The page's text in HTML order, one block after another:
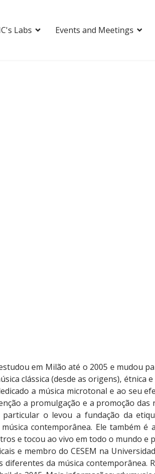
Labs Events and Meetings
em Milão até o 2005 e mudou
clássica (desde as origens),
a música microtonal e ao seu
a promulgação e a promoção
o levou a fundação da
contemporânea. Ele também
e tocou ao vivo em todo o mundo e
e membro do CESEM na
da música contemporânea.